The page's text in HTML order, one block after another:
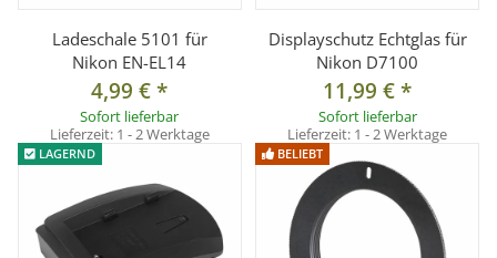
Ladeschale 5101 für
Nikon EN-EL14
4,99 €*
Sofort lieferbar
Lieferzeit: 1 - 2 Werktage
Displayschutz Echtglas für
Nikon D7100
11,99 €*
Sofort lieferbar
Lieferzeit: 1 - 2 Werktage
LAGERND BELIEBT